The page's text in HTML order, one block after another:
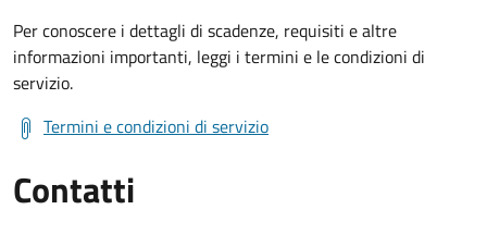
Per conoscere i dettagli di scadenze, requisiti e altre
informazioni importanti, leggi i termini e le condizioni di
servizio.
Termini e condizioni di servizio
Contatti